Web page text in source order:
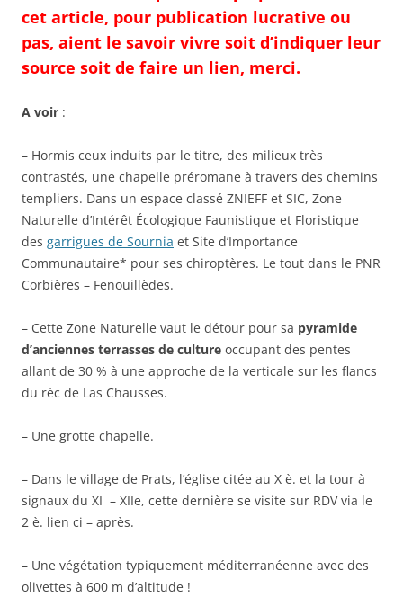
cet article, pour publication lucrative ou
pas, aient le savoir vivre soit d’indiquer leur
source soit de faire un lien, merci.
A voir :
– Hormis ceux induits par le titre, des milieux très
contrastés, une chapelle préromane à travers des chemins
templiers. Dans un espace classé ZNIEFF et SIC, Zone
Naturelle d’Intérêt Écologique Faunistique et Floristique
des garrigues de Sournia et Site d’Importance
Communautaire* pour ses chiroptères. Le tout dans le PNR
Corbières – Fenouillèdes.
– Cette Zone Naturelle vaut le détour pour sa pyramide
d’anciennes terrasses de culture occupant des pentes
allant de 30 % à une approche de la verticale sur les flancs
du rèc de Las Chausses.
– Une grotte chapelle.
– Dans le village de Prats, l’église citée au X è. et la tour à
signaux du XI – XIIe, cette dernière se visite sur RDV via le
2 è. lien ci – après.
– Une végétation typiquement méditerranéenne avec des
olivettes à 600 m d’altitude !